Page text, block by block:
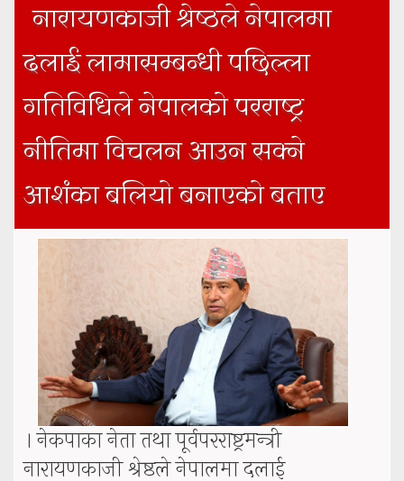
नारायणकाजी श्रेष्ठले नेपालमा
दलाई लामासम्बन्धी पछिल्ला
गतिविधिले नेपालको परराष्ट्र
नीतिमा विचलन आउन सक्ने
आशंका बलियो बनाएको बताए
। नेकपाका नेता तथा पूर्वपरराष्ट्रमन्त्री
नारायणकाजी श्रेष्ठले नेपालमा दलाई